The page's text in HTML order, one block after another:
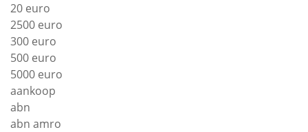
20 euro
2500 euro
300 euro
500 euro
5000 euro
aankoop
abn
abn amro